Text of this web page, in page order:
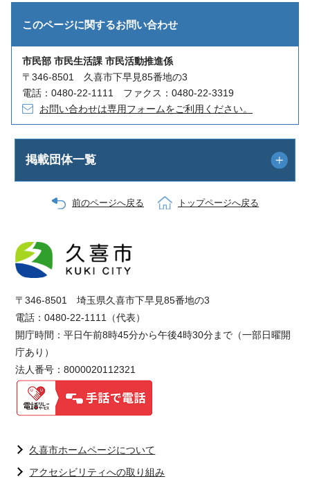
このページに関するお問い合わせ
市民部 市民生活課 市民活動推進係
〒346-8501 久喜市下早見85番地の3
電話：0480-22-1111 ファクス：0480-22-3319
お問い合わせは専用フォームをご利用ください。
掲載団体一覧
前のページへ戻る トップページへ戻る
〒346-8501 埼玉県久喜市下早見85番地の3
電話：0480-22-1111（代表）
開庁時間：平日午前8時45分から午後4時30分まで（一部日曜開
庁あり）
法人番号：8000020112321
久喜市ホームページについて
アクセシビリティへの取り組み